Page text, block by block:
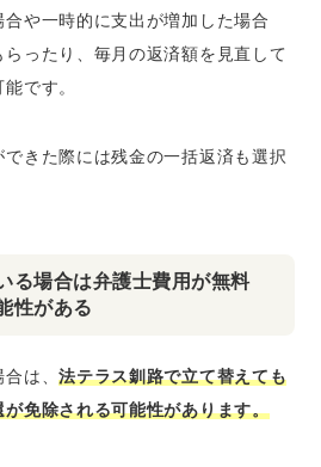
や一時的に支出が増加した場合
ったり、毎月の返済額を見直して
です。
きた際には残金の一括返済も選択
る場合は弁護士費用が無料
性がある
合は、法テラス釧路で立て替えても
免除される可能性があります。